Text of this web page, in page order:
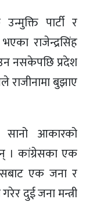
पार्टी र
भएका राजेन्द्रसिंह
नसकेपछि प्रदेश
राजीनामा बुझाए
सानो आकारको
। कांग्रेसका एक
एक जना र
दुई जना मन्त्री